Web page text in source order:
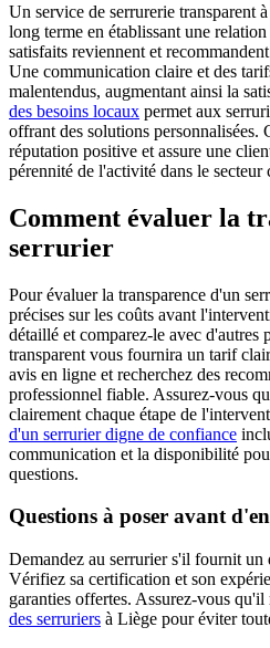
Un service de serrurerie transparent
long terme en établissant une
satisfaits reviennent et
Une communication claire et des
malentendus, augmentant ainsi la
des besoins locaux permet aux
offrant des solutions personnalisées.
réputation positive et assure une
pérennité de l'activité dans le
Comment évaluer la
serrurier
Pour évaluer la transparence d'un
précises sur les coûts avant
détaillé et comparez-le avec d'autres
transparent vous fournira un tarif
avis en ligne et recherchez des
professionnel fiable. Assurez-vous
clairement chaque étape de
d'un serrurier digne de confiance
communication et la disponibilité
questions.
Questions à poser avant
Demandez au serrurier s'il fournit
Vérifiez sa certification et son
garanties offertes. Assurez-vous qu'il
des serruriers à Liège pour éviter